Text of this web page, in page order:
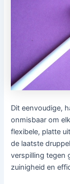
Dit eenvoudige,
onmisbaar om
flexibele, platte
de laatste
verspilling tegen
zuinigheid en